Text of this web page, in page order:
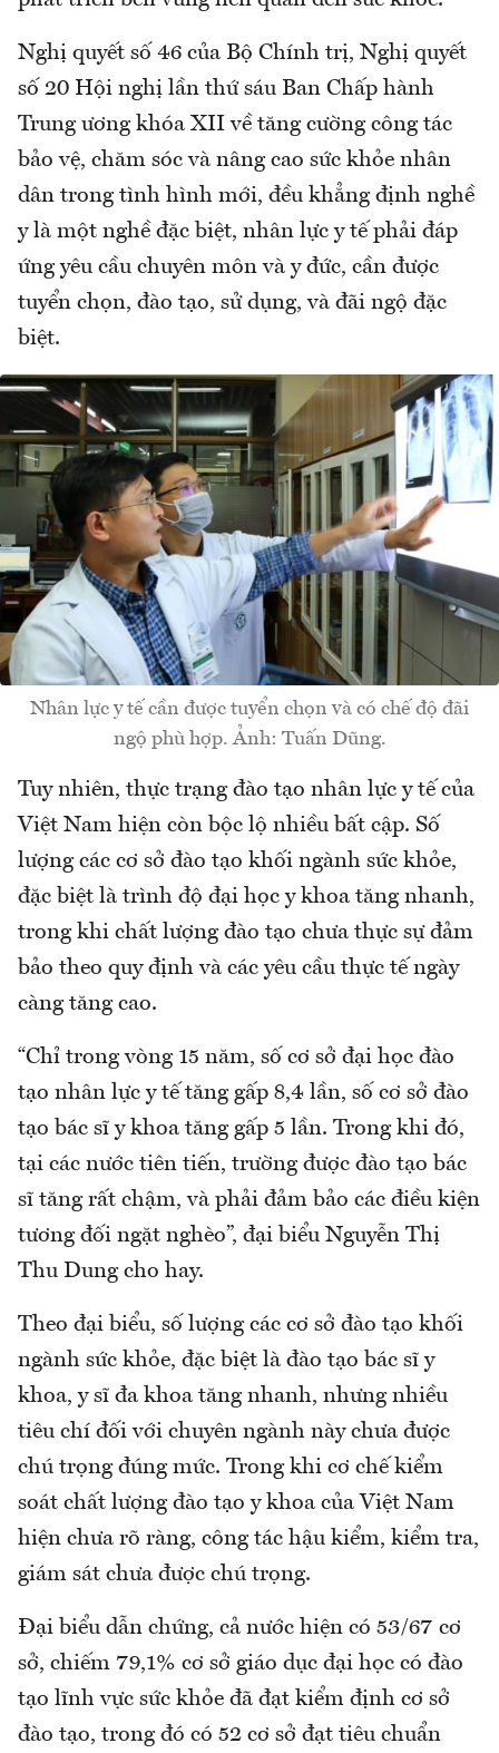
Nghị quyết số 46 của Bộ Chính trị, Nghị quyết
số 20 Hội nghị lần thứ sáu Ban Chấp hành
Trung ương khóa XII về tăng cường công tác
bảo vệ, chăm sóc và nâng cao sức khỏe nhân
dân trong tình hình mới, đều khẳng định nghề
y là một nghề đặc biệt, nhân lực y tế phải đáp
ứng yêu cầu chuyên môn và y đức, cần được
tuyển chọn, đào tạo, sử dụng, và đãi ngộ đặc
biệt.
Nhân lực y tế cần được tuyển chọn và có chế độ đãi
ngộ phù hợp. Ảnh: Tuấn Dũng.
Tuy nhiên, thực trạng đào tạo nhân lực y tế của
Việt Nam hiện còn bộc lộ nhiều bất cập. Số
lượng các cơ sở đào tạo khối ngành sức khỏe,
đặc biệt là trình độ đại học y khoa tăng nhanh,
trong khi chất lượng đào tạo chưa thực sự đảm
bảo theo quy định và các yêu cầu thực tế ngày
càng tăng cao.
“Chỉ trong vòng 15 năm, số cơ sở đại học đào
tạo nhân lực y tế tăng gấp 8,4 lần, số cơ sở đào
tạo bác sĩ y khoa tăng gấp 5 lần. Trong khi đó,
tại các nước tiên tiến, trường được đào tạo bác
sĩ tăng rất chậm, và phải đảm bảo các điều kiện
tương đối ngặt nghèo”, đại biểu Nguyễn Thị
Thu Dung cho hay.
Theo đại biểu, số lượng các cơ sở đào tạo khối
ngành sức khỏe, đặc biệt là đào tạo bác sĩ y
khoa, y sĩ đa khoa tăng nhanh, nhưng nhiều
tiêu chí đối với chuyên ngành này chưa được
chú trọng đúng mức. Trong khi cơ chế kiểm
soát chất lượng đào tạo y khoa của Việt Nam
hiện chưa rõ ràng, công tác hậu kiểm, kiểm tra,
giám sát chưa được chú trọng.
Đại biểu dẫn chứng, cả nước hiện có 53/67 cơ
sở, chiếm 79,1% cơ sở giáo dục đại học có đào
tạo lĩnh vực sức khỏe đã đạt kiểm định cơ sở
đào tạo, trong đó có 52 cơ sở đạt tiêu chuẩn